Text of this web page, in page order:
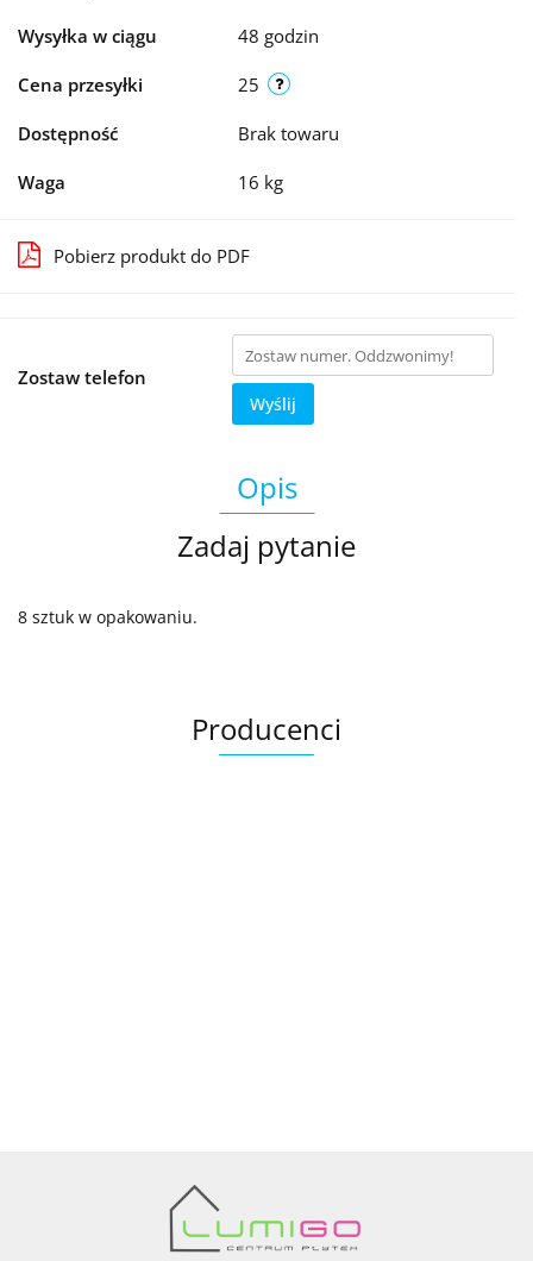
Wysyłka w ciągu 48 godzin
Cena przesyłki 25
Dostępność Brak towaru
Waga 16 kg
Pobierz produkt do PDF
Zostaw telefon
Wyślij
Opis
Zadaj pytanie
8 sztuk w opakowaniu.
Producenci
Barwolf